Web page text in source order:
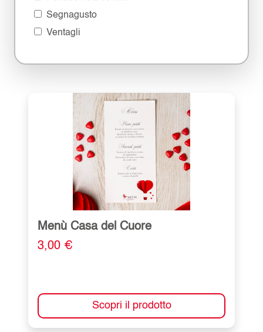
Segnagusto
Ventagli
Menù Casa del Cuore
3,00 €
Scopri il prodotto